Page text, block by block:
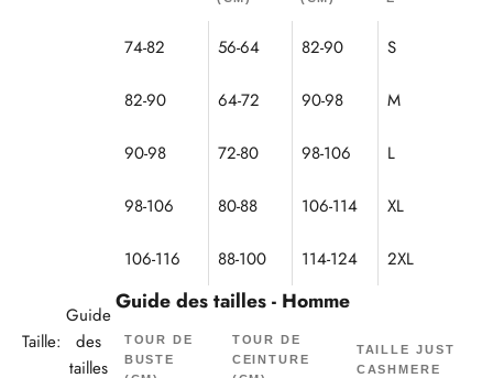
Taille:
Guide
des
tailles
74-82 56-64 82-90 S
82-90 64-72 90-98 M
90-98 72-80 98-106 L
98-106 80-88 106-114 XL
106-116 88-100 114-124 2XL
Guide des tailles - Homme
TOUR DE
BUSTE
TOUR DE
CEINTURE
TAILLE JUST
CASHMERE